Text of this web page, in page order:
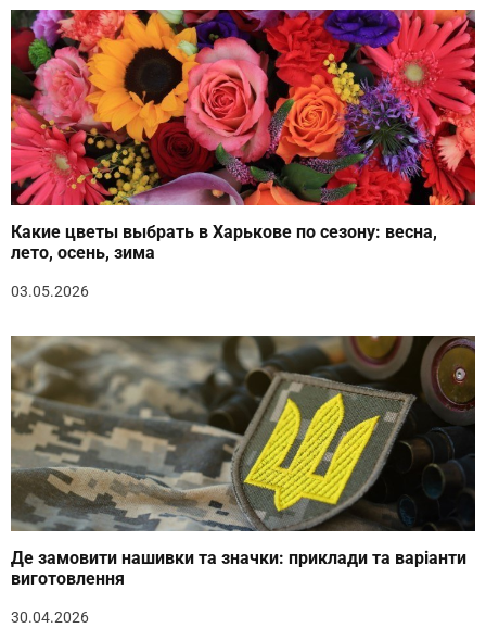
Какие цветы выбрать в Харькове по сезону: весна,
лето, осень, зима
03.05.2026
Де замовити нашивки та значки: приклади та варіанти
виготовлення
30.04.2026